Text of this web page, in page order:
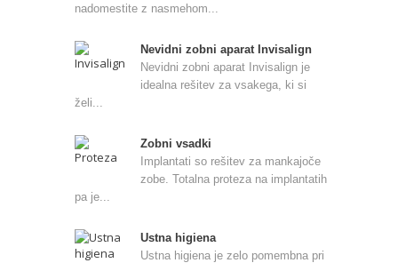
nadomestite z nasmehom...
Nevidni zobni aparat Invisalign
Nevidni zobni aparat Invisalign je
idealna rešitev za vsakega, ki si
želi...
Zobni vsadki
Implantati so rešitev za mankajoče
zobe. Totalna proteza na implantatih
pa je...
Ustna higiena
Ustna higiena je zelo pomembna pri